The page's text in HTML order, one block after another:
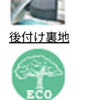
後付け裏地